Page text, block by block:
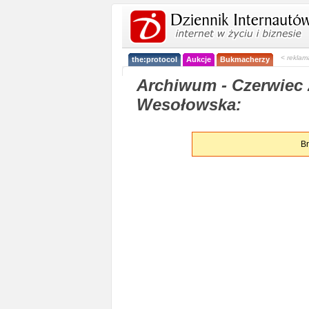
the:protocol Aukcje Bukmacherzy <
Archiwum - Czerwiec
Wesołowska: